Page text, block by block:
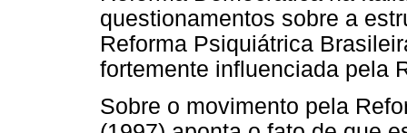
questionamentos sobre a
Reforma Psiquiátrica
fortemente influenciada pela
Sobre o movimento pela